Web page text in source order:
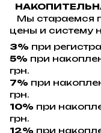
Мы стараемся
цены и систему
3% при
5% при
грн.
7% при
грн.
10% при
грн.
12% при